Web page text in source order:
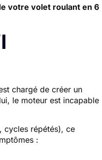
votre volet roulant en 6
chargé de créer un
le moteur est incapable
cycles répétés), ce
: